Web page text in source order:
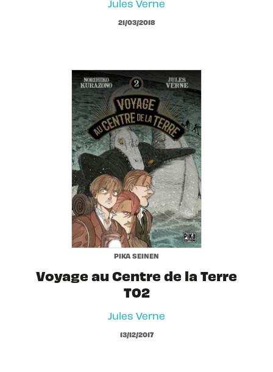
Jules Verne
21/03/2018
PIKA SEINEN
Voyage au Centre de la Terre
T02
Jules Verne
13/12/2017